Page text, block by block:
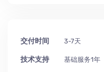
交付时间 3-7天
技术支持 基础服务1年